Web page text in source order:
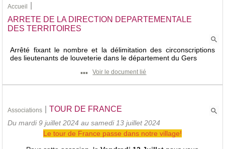
salade fromage
bière et vin
café-armagnac
RESERVATION AVANT LE 24 NOVEMBRE 2024
Repas organisé par la société de chasse de Salles-d'Armagnac
Accueil
ARRETE DE LA DIRECTION DEPARTEMENTALE
DES TERRITOIRES
Arrêté fixant le nombre et la délimitation des circonscriptions
des lieutenants de louveterie dans le département du Gers
▪▪▪
Voir le document lié
Associations TOUR DE FRANCE
Du mardi 9 juillet 2024 au samedi 13 juillet 2024
Le tour de France passe dans notre village!